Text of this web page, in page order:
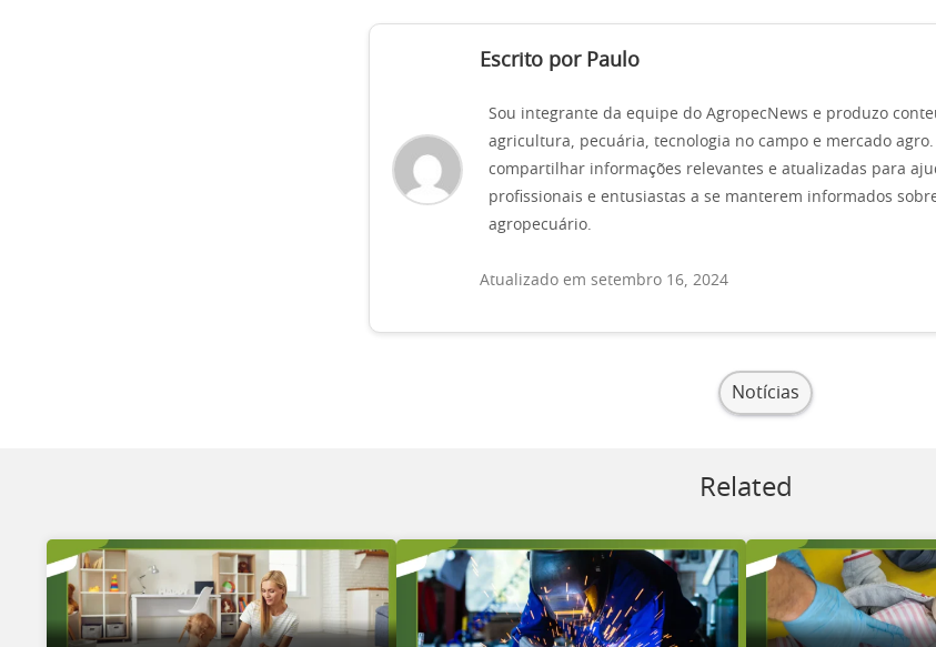
Escrito por Paulo
Sou integrante da equipe do AgropecNews e produzo
agricultura, pecuária, tecnologia no campo e mercado
compartilhar informações relevantes e atualizadas para
profissionais e entusiastas a se manterem informados
agropecuário.
Atualizado em setembro 16, 2024
Notícias
Related